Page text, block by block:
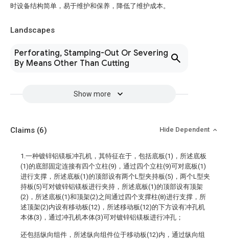
时设备结构简单，易于维护和保养，降低了维护成本。
Landscapes
Perforating, Stamping-Out Or Severing
By Means Other Than Cutting
Show more
Claims (6) Hide Dependent
1.一种镀锌铝镁板冲孔机，其特征在于，包括底板(1)，所述底板
(1)的底部固定连接有四个立柱(9)，通过四个立柱(9)可对底板(1)
进行支撑，所述底板(1)的顶部设有两个L型夹持板(5)，两个L型夹
持板(5)可对镀锌铝镁板进行夹持，所述底板(1)的顶部设有顶架
(2)，所述底板(1)和顶架(2)之间通过四个支撑柱(8)进行支撑，所
述顶架(2)内设有移动板(12)，所述移动板(12)的下方设有冲孔机
本体(3)，通过冲孔机本体(3)可对镀锌铝镁板进行冲孔；
还包括纵向组件，所述纵向组件位于移动板(12)内，通过纵向组